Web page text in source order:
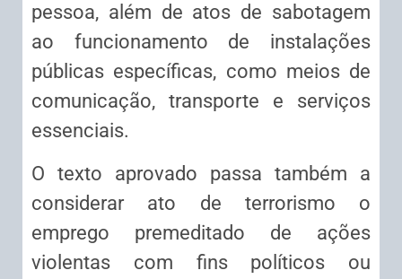
pessoa, além de atos de sabotagem
ao funcionamento de instalações
públicas específicas, como meios de
comunicação, transporte e serviços
essenciais.
O texto aprovado passa também a
considerar ato de terrorismo o
emprego premeditado de ações
violentas com fins políticos ou